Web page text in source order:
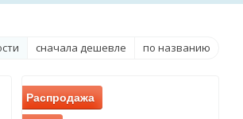
сначала дешевле по названию
Распродажа